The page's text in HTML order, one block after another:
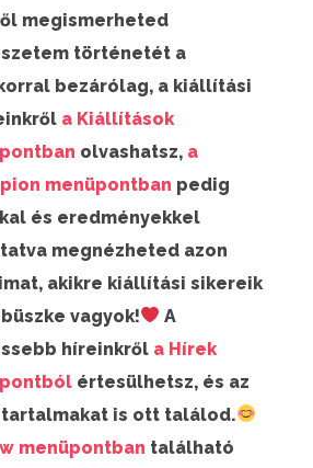
megismerheted
történetét a
bezárólag, a kiállítási
a Kiállítások
olvashatsz, a
menüpontban pedig
és eredményekkel
megnézheted azon
akikre kiállítási sikereik
vagyok!
A
híreinkről a Hírek
értesülhetsz, és az
is ott találod.
menüpontban található